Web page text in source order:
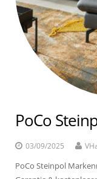
PoCo
03/09/2025
PoCo Steinpol